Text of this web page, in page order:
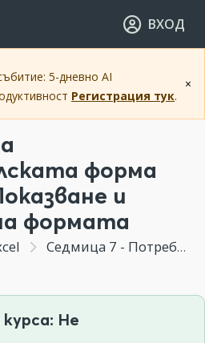
ВХОД
×
5-дневно AI
Регистрация тук.
форма
и
формата
Седмица 7 - Потребителски интерфейс. Форми и контроли
Не